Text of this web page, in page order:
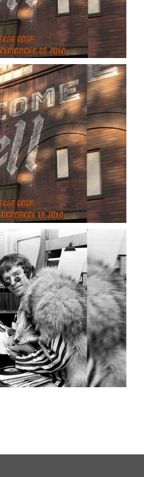
2026 – SÉLECTION DU
Festival,LC/DC,Podcasts
2026 – SÉLECTION DU
Festival ,LC/DC Podcasts